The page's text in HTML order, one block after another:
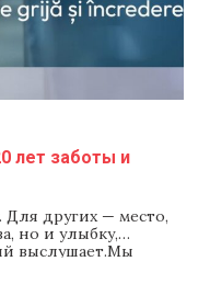
лет заботы и
Для других — место,
но и улыбку,
выслушает.Мы
Familiei стала